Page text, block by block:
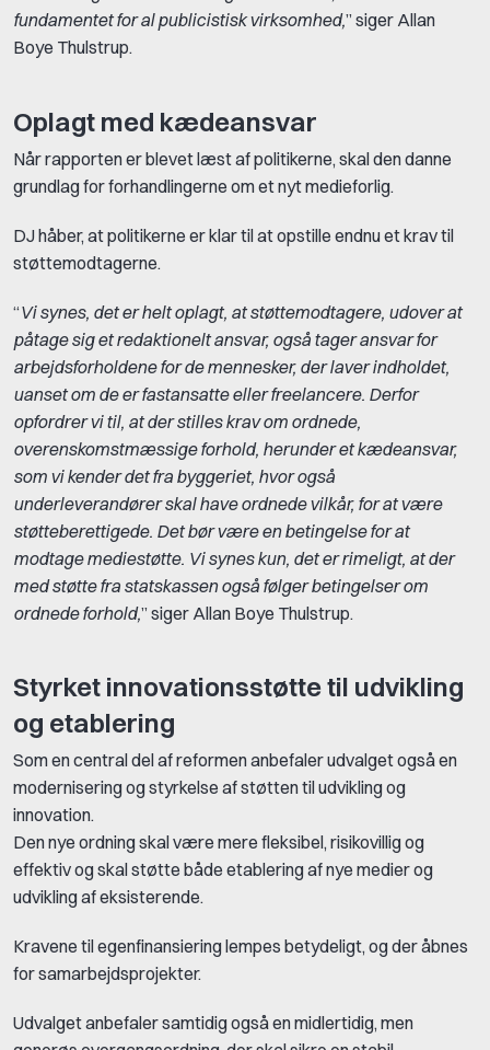
fundamentet for al publicistisk virksomhed,” siger Allan
Boye Thulstrup.
Oplagt med kædeansvar
Når rapporten er blevet læst af politikerne, skal den danne
grundlag for forhandlingerne om et nyt medieforlig.
DJ håber, at politikerne er klar til at opstille endnu et krav til
støttemodtagerne.
“Vi synes, det er helt oplagt, at støttemodtagere, udover at
påtage sig et redaktionelt ansvar, også tager ansvar for
arbejdsforholdene for de mennesker, der laver indholdet,
uanset om de er fastansatte eller freelancere. Derfor
opfordrer vi til, at der stilles krav om ordnede,
overenskomstmæssige forhold, herunder et kædeansvar,
som vi kender det fra byggeriet, hvor også
underleverandører skal have ordnede vilkår, for at være
støtteberettigede. Det bør være en betingelse for at
modtage mediestøtte. Vi synes kun, det er rimeligt, at der
med støtte fra statskassen også følger betingelser om
ordnede forhold,” siger Allan Boye Thulstrup.
Styrket innovationsstøtte til udvikling
og etablering
Som en central del af reformen anbefaler udvalget også en
modernisering og styrkelse af støtten til udvikling og
innovation.
Den nye ordning skal være mere fleksibel, risikovillig og
effektiv og skal støtte både etablering af nye medier og
udvikling af eksisterende.
Kravene til egenfinansiering lempes betydeligt, og der åbnes
for samarbejdsprojekter.
Udvalget anbefaler samtidig også en midlertidig, men